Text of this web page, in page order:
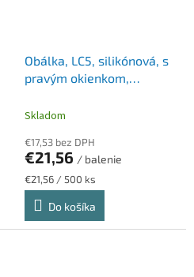
Obálka, LC5, silikónová, s
pravým okienkom,
Skladom
€17,53 bez DPH
€21,56 / balenie
Jednotková
cena:
€21,56 / 500 ks
Do košíka